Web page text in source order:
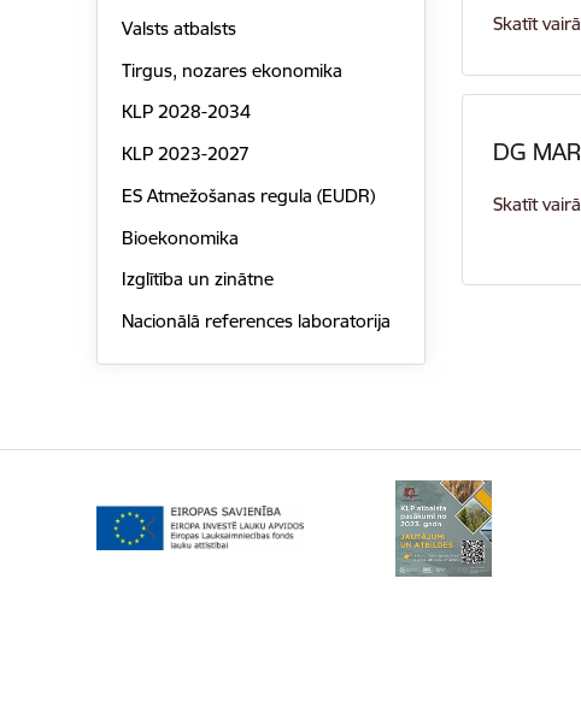
Valsts atbalsts
Tirgus, nozares ekonomika
KLP 2028-2034
KLP 2023-2027
ES Atmežošanas regula (EUDR)
Bioekonomika
Izglītība un zinātne
Nacionālā references laboratorija
Skatīt
DG
Skatīt